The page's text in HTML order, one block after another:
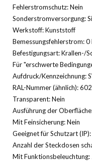
Fehlerstromschutz: Nein
Sonderstromversorgung:
Werkstoff: Kunststoff
Bemessungsfehlerstrom:
Befestigungsart: Krallen-/
Für "erschwerte
Aufdruck/Kennzeichnung:
RAL-Nummer (ähnlich):
Transparent: Nein
Ausführung der
Mit Feinsicherung: Nein
Geeignet für Schutzart
Anzahl der Steckdosen
Mit Funktionsbeleuchtung: